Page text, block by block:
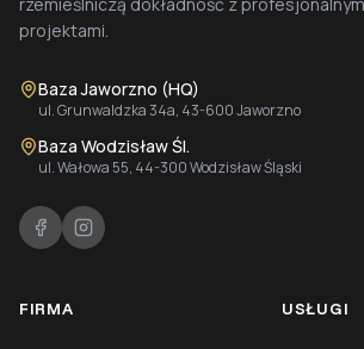
projektami.
Baza Jaworzno (HQ)
ul. Grunwaldzka 34a, 43-600 Jaworzno
Baza Wodzisław Śl.
ul. Wałowa 55, 44-300 Wodzisław Śląski
FIRMA USŁUGI